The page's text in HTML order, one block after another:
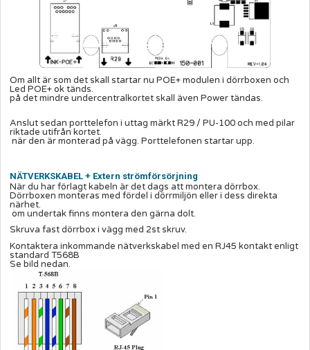
Om allt är som det skall startar nu POE+ modulen i dörrboxen och
Led POE+ ok tänds.
på det mindre undercentralkortet skall även Power tändas.
Anslut sedan porttelefon i uttag märkt R29 / PU-100 och med pilar
riktade utifrån kortet.
när den är monterad på vägg. Porttelefonen startar upp.
NÄTVERKSKABEL + Extern strömförsörjning
När du har förlagt kabeln är det dags att montera dörrbox.
Dörrboxen monteras med fördel i dörrmiljön eller i dess direkta
närhet.
om undertak finns montera den gärna dolt.
Skruva fast dörrbox i vägg med 2st skruv.
Kontaktera inkommande nätverkskabel med en RJ45 kontakt enligt
standard T568B
Se bild nedan.